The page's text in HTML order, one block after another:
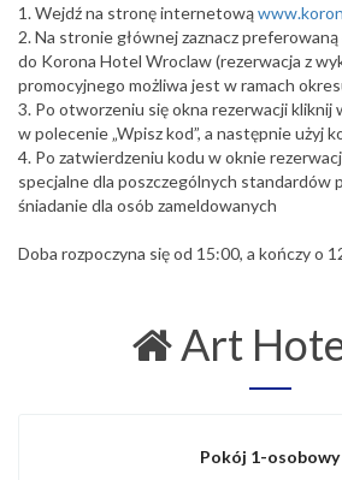
1. Wejdź na stronę internetową
2. Na stronie głównej zaznacz
do Korona Hotel Wroclaw (rezerwacja z
promocyjnego możliwa jest w ramach
3. Po otworzeniu się okna rezerwacji kliknij
w polecenie „Wpisz kod”, a następnie użyj
4. Po zatwierdzeniu kodu w oknie
specjalne dla poszczególnych standardów
śniadanie dla osób zameldowanych
Doba rozpoczyna się od 15:00, a kończy o
Art
Pokój 1-osobowy